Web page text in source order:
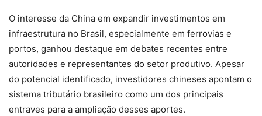
O interesse da China em expandir investimentos em
infraestrutura no Brasil, especialmente em ferrovias e
portos, ganhou destaque em debates recentes entre
autoridades e representantes do setor produtivo. Apesar
do potencial identificado, investidores chineses apontam o
sistema tributário brasileiro como um dos principais
entraves para a ampliação desses aportes.